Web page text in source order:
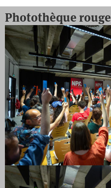
Photothèque rouge